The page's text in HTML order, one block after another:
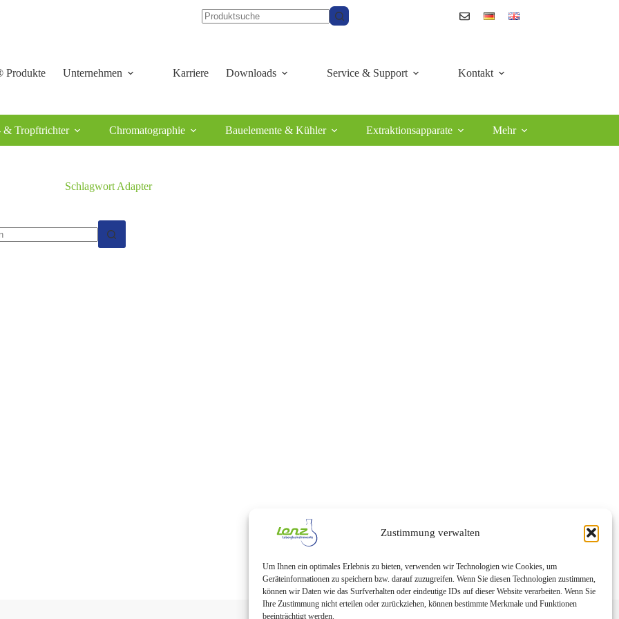
Zustimmung verwalten
Um Ihnen ein optimales Erlebnis zu bieten, verwenden wir Technologien wie Cookies, um
Geräteinformationen zu speichern bzw. darauf zuzugreifen. Wenn Sie diesen Technologien zustimmen,
können wir Daten wie das Surfverhalten oder eindeutige IDs auf dieser Website verarbeiten. Wenn Sie
Ihre Zustimmung nicht erteilen oder zurückziehen, können bestimmte Merkmale und Funktionen
beeinträchtigt werden.
Produkte Unternehmen Karriere Downloads Service & Support Kontakt
& Tropftrichter Chromatographie Bauelemente & Kühler Extraktionsapparate Mehr
SchlagwortAdapter